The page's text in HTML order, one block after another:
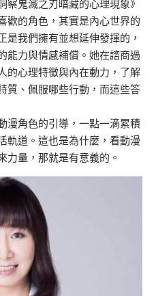
察鬼滅之刃暗藏的心理現象》
歡的角色，其實是內心世界的
是我們擁有並想延伸發揮的，
能力與情感補償。她在諮商過
的心理特徵與內在動力，了解
質、佩服哪些行動，而這些答
漫角色的引導，一點一滴累積
軌道。這也是為什麼，看動漫
力量，那就是有意義的。